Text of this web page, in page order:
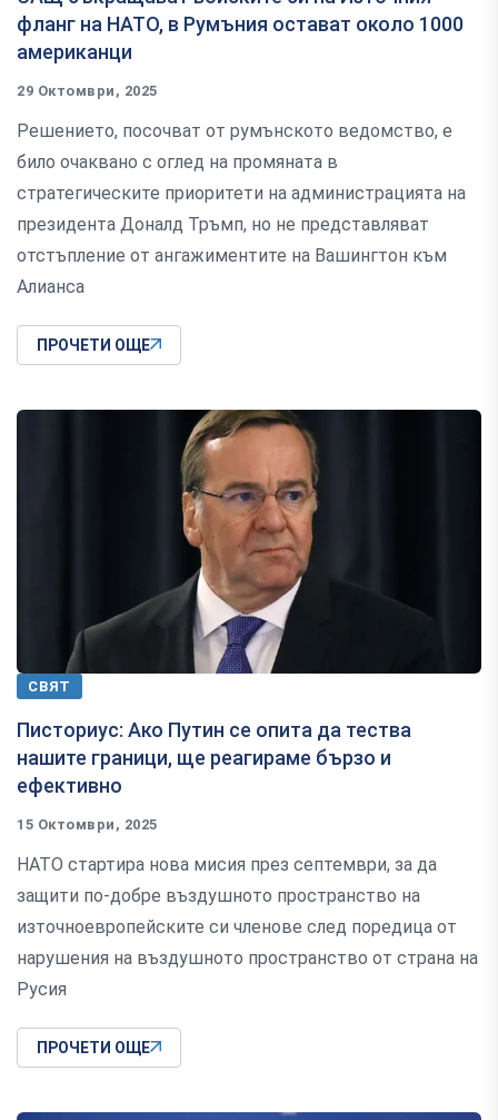
фланг на НАТО, в Румъния остават около 1000
американци
29 Октомври, 2025
Решението, посочват от румънското ведомство, е
било очаквано с оглед на промяната в
стратегическите приоритети на администрацията на
президента Доналд Тръмп, но не представляват
отстъпление от ангажиментите на Вашингтон към
Алианса
ПРОЧЕТИ ОЩЕ
СВЯТ
Писториус: Ако Путин се опита да тества
нашите граници, ще реагираме бързо и
ефективно
15 Октомври, 2025
НАТО стартира нова мисия през септември, за да
защити по-добре въздушното пространство на
източноевропейските си членове след поредица от
нарушения на въздушното пространство от страна на
Русия
ПРОЧЕТИ ОЩЕ